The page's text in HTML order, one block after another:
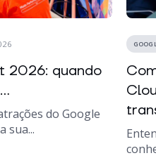
2026: quando
do Google
sua...